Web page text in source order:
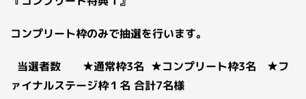
コンプリート枠のみで抽選を行います。
当選者数 ★通常枠3名 ★コンプリート枠3名 ★フ
ァイナルステージ枠１名 合計7名様